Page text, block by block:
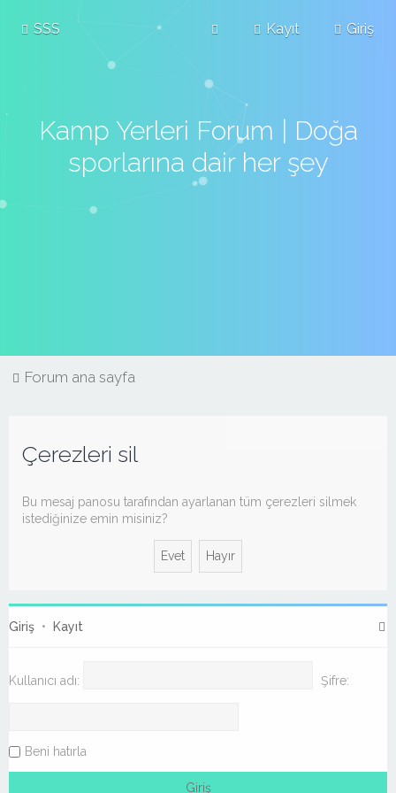
SSS Giriş
Kayıt
Kamp Yerleri Forum | Doğa
sporlarına dair her şey
Forum ana sayfa
Çerezleri sil
Bu mesaj panosu tarafından ayarlanan tüm çerezleri silmek
istediğinize emin misiniz?
Giriş • Kayıt
Kullanıcı adı: Şifre:
Beni hatırla